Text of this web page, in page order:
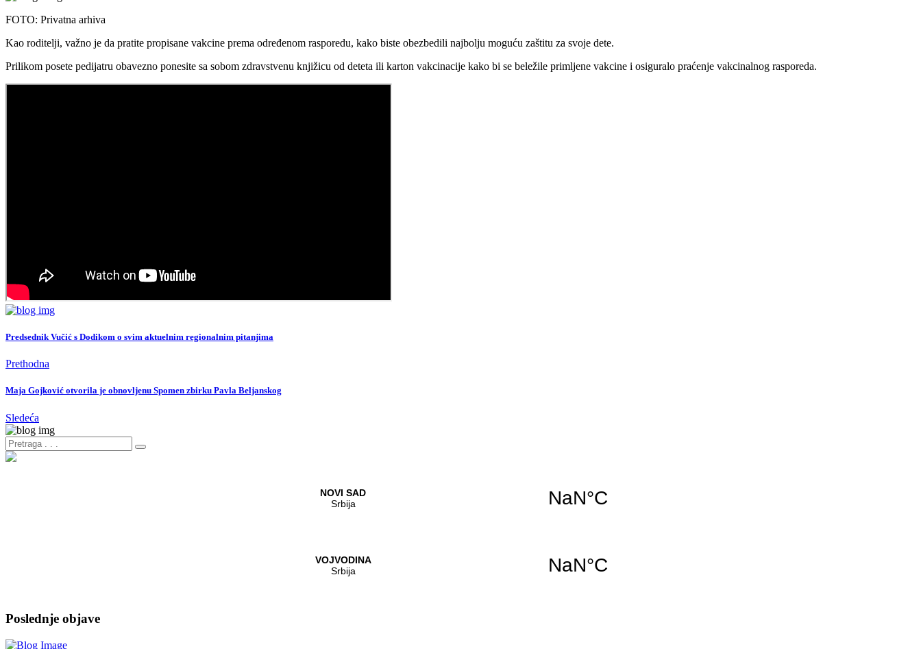
FOTO: Privatna arhiva
Kao roditelji, važno je da pratite propisane vakcine prema određenom rasporedu, kako biste obezbedili najbolju moguću zaštitu za svoje dete.
Prilikom posete pedijatru obavezno ponesite sa sobom zdravstvenu knjižicu od deteta ili karton vakcinacije kako bi se beležile primljene vakcine i osiguralo praćenje vakcinalnog rasporeda.
Predsednik Vučić s Dodikom o svim aktuelnim regionalnim pitanjima
Prethodna
Maja Gojković otvorila je obnovljenu Spomen zbirku Pavla Beljanskog
Sledeća
Poslednje objave